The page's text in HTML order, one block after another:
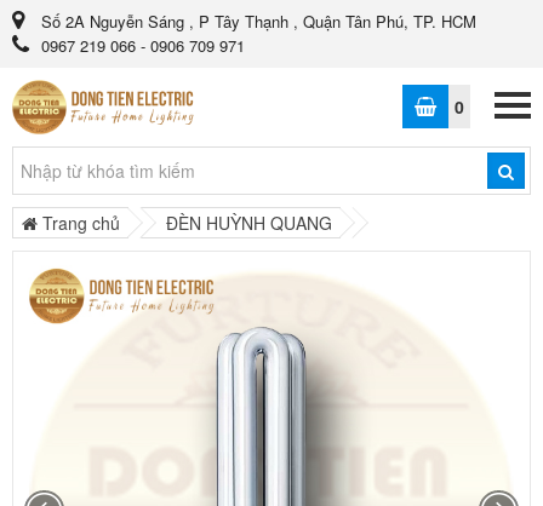
Số 2A Nguyễn Sáng , P Tây Thạnh , Quận Tân Phú, TP. HCM
0967 219 066 - 0906 709 971
0
Trang chủ ĐÈN HUỲNH QUANG